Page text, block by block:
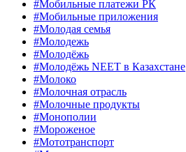
#Мобильные платежи РК
#Мобильные приложения
#Молодая семья
#Молодежь
#Молодёжь
#Молодёжь NEET в Казахстане
#Молоко
#Молочная отрасль
#Молочные продукты
#Монополии
#Мороженое
#Мототранспорт